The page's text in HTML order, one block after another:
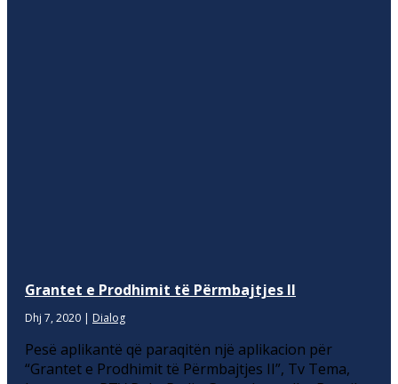
Grantet e Prodhimit të Përmbajtjes II
Dhj 7, 2020 | Dialog
Pesë aplikantë që paraqitën një aplikacion për
“Grantet e Prodhimit të Përmbajtjes II”, Tv Tema,